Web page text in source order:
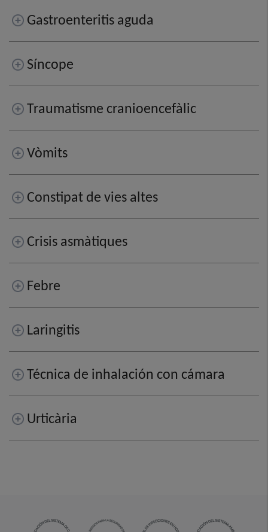
Gastroenteritis aguda
Síncope
Traumatisme cranioencefàlic
Vòmits
Constipat de vies altes
Crisis asmàtiques
Febre
Laringitis
Técnica de inhalación con cámara
Urticària